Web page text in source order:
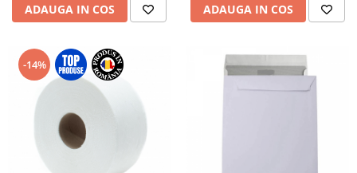
ADAUGA IN COS ADAUGA IN COS
-14%